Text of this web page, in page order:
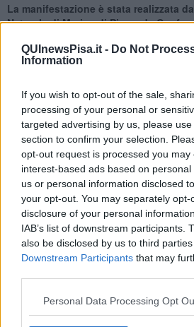
QUInewsPisa.it - Do Not
Information
If you wish to opt-out of the sale,
processing of your personal or
targeted advertising by us, please
section to confirm your selection.
opt-out request is processed you may
interest-based ads based on
us or personal information disclosed
your opt-out. You may separately
disclosure of your personal
IAB’s list of downstream participants.
also be disclosed by us to third
Downstream Participants that may
Personal Data Processing Opt
La manifestazione è stata realizzata
Naturale di Marina di Pisa e da
collaborazione della Croce Azzurra
contributo del Consiglio Regionale della
Comune di Pisa e la compartecipazione
aggiunti il contributo di Fiva
Confcommercio Pisa e Country Club
una rete organizzativa ampia e coesa.
Soddisfatta la presidente del Centro
Simona Rindi, che ha sottolineato la
un risultato straordinario: la
aspettativa. Abbiamo visto una
impressionante, superiore anche a
Possiamo dire di aver registrato numeri
Commerciale Naturale hanno
all’Istituto Comprensivo Niccolò Pisano,